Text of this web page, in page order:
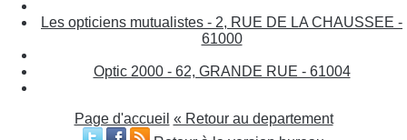
Les opticiens mutualistes - 2, RUE DE LA CHAUSSEE -
61000
Optic 2000 - 62, GRANDE RUE - 61004
Page d'accueil « Retour au departement